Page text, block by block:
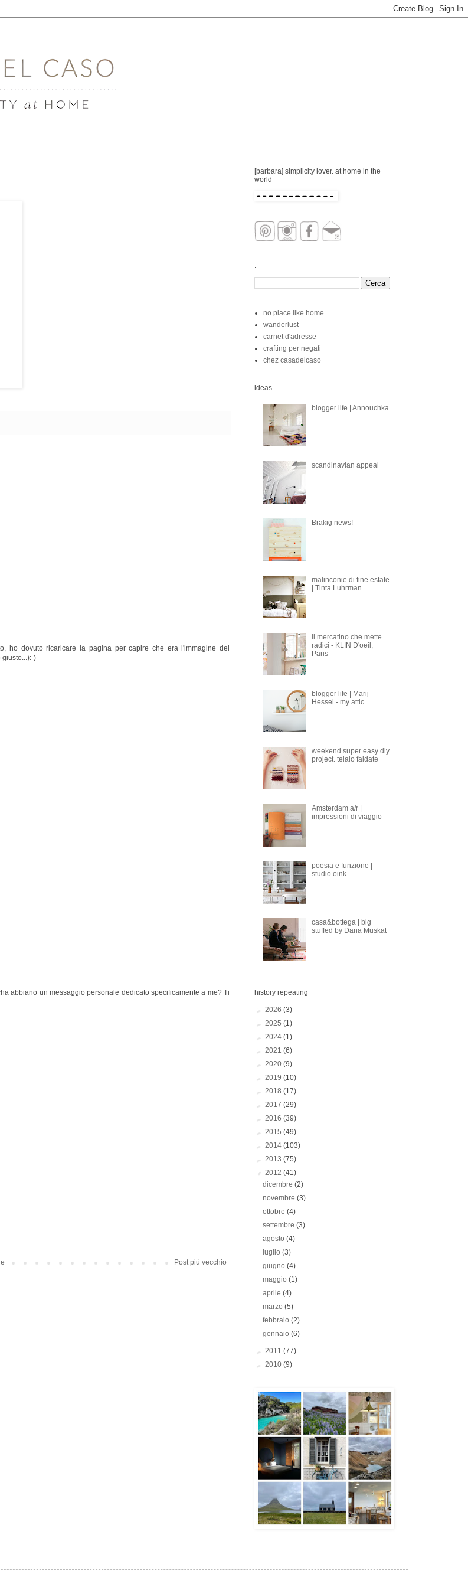
ho dovuto ricaricare la pagina per capire che era l'immagine del
giusto...):-)
abbiano un messaggio personale dedicato specificamente a me? Ti
Post più vecchio
[barbara] simplicity lover. at home in the
world
.
no place like home
wanderlust
carnet d'adresse
crafting per negati
chez casadelcaso
ideas
blogger life | Annouchka
scandinavian appeal
Brakig news!
malinconie di fine estate
| Tinta Luhrman
il mercatino che mette
radici - KLIN D'oeil,
Paris
blogger life | Marij
Hessel - my attic
weekend super easy diy
project. telaio faidate
Amsterdam a/r |
impressioni di viaggio
poesia e funzione |
studio oink
casa&bottega | big
stuffed by Dana Muskat
history repeating
► 2026 (3)
► 2025 (1)
► 2024 (1)
► 2021 (6)
► 2020 (9)
► 2019 (10)
► 2018 (17)
► 2017 (29)
► 2016 (39)
► 2015 (49)
► 2014 (103)
► 2013 (75)
▼ 2012 (41)
dicembre(2)
novembre(3)
ottobre(4)
settembre(3)
agosto(4)
luglio(3)
giugno(4)
maggio(1)
aprile(4)
marzo(5)
febbraio(2)
gennaio(6)
► 2011 (77)
► 2010 (9)